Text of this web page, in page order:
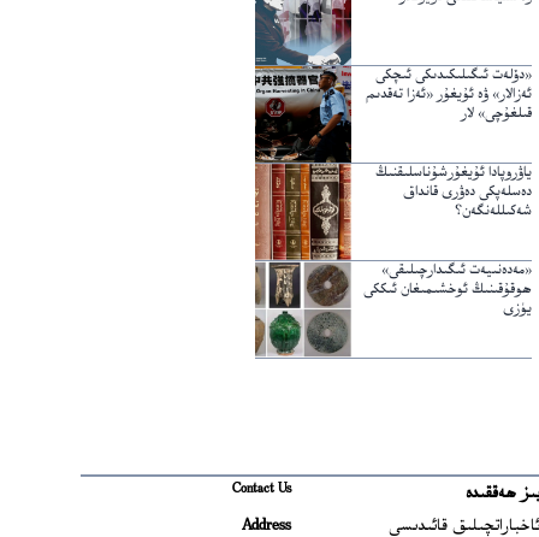
«دۆلەت ئىگىلىكىدىكى ئىچكى
ئەزالار» ۋە ئۇيغۇر «ئەزا تەقدىم
قىلغۇچى» لار
ياۋروپادا ئۇيغۇرشۇناسلىقنىڭ
دەسلەپكى دەۋرى قانداق
شەكىللەنگەن؟
«مەدەنىيەت ئىگىدارچىلىقى»
ھوقۇقىنىڭ ئوخشىمىغان ئىككى
يۈزى
ھەققىدە
ئاخباراتچىلىق قائىدىسى
Contact Us
Address